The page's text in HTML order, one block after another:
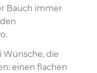
Bauch immer
Wünsche, die
einen flachen